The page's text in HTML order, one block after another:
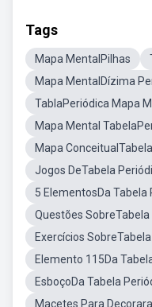
Tags
Mapa MentalPilhas
Mapa MentalDízima
TablaPeriódica Mapa
Mapa Mental
Mapa
Jogos DeTabela
5 ElementosDa Tabela
Questões SobreTabela
Exercícios
Elemento 115Da
EsboçoDa Tabela
Macetes Para